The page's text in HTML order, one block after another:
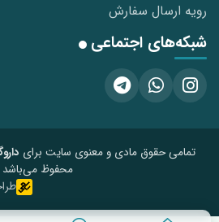
رویه ارسال سفارش
شبکه‌های اجتماعی
تمامی حقوق مادی و معنوی سایت برای
محفوظ می‌باشد